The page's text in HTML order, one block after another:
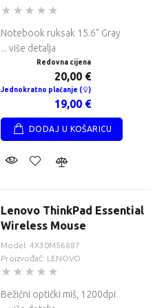
Notebook ruksak 15.6" Gray
... više detalja
Redovna cijena
20,00 €
Jednokratno plaćanje ( )
19,00 €
DODAJ U KOŠARICU
Lenovo ThinkPad Essential
Wireless Mouse
Model: 4X30M56887
Proizvođač: LENOVO
Bežični optički miš, 1200dpi
HP Z2 Tower G1i
Redovna cijena